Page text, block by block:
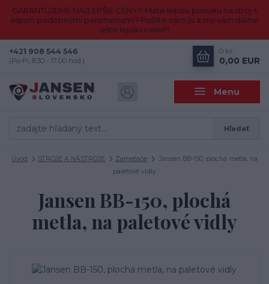
GARANTUJEME NAJLEPŠIE CENY!!! Máte lepšiu ponuku na stroj s
aspoň podobnými parametrami? Pošlite nám ju a my vám dáme
ešte lepšiu cenu!!!
Menu
Hľadať
+421 908 544 546
(Po-Pi, 8:30 - 17:00 hod.)
0 ks
0,00 EUR
Úvod STROJE A NÁSTROJE Zametače
Jansen BB-150, plochá metla, na
paletové vidly
Jansen BB-150, plochá
metla, na paletové vidly